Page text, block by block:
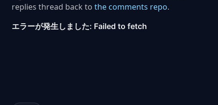
replies thread back to the comments repo.